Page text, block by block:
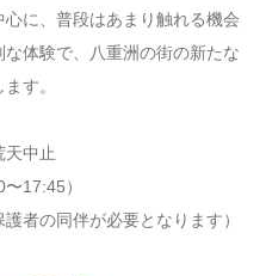
に、普段はあまり触れる機会
体験で、八重洲の街の新たな
す。
中止
17:45）
者の同伴が必要となります）